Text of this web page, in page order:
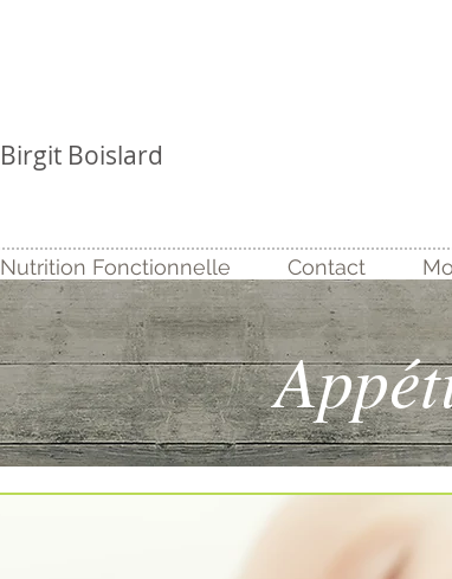
Birgit Boislard
Nutrition Fonctionnelle Contact